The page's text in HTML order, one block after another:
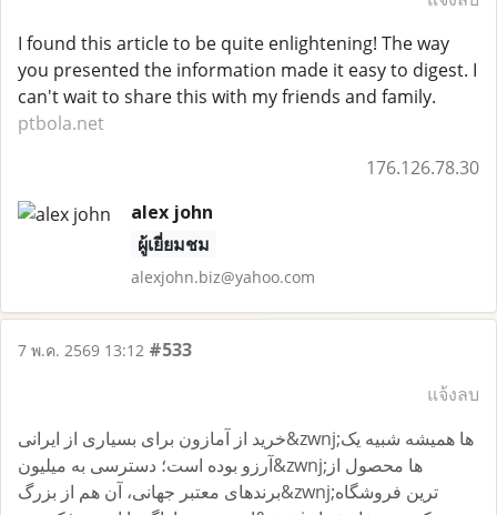
I found this article to be quite enlightening! The way
you presented the information made it easy to digest. I
can't wait to share this with my friends and family.
ptbola.net
176.126.78.30
alex john
ผู้เยี่ยมชม
alexjohn.biz@yahoo.com
7 พ.ค. 2569 13:12 #533
แจ้งลบ
خرید از آمازون برای بسیاری از ایرانی&zwnj;ها همیشه شبیه یک
آرزو بوده است؛ دسترسی به میلیون&zwnj;ها محصول از
برندهای معتبر جهانی، آن هم از بزرگ&zwnj;ترین فروشگاه